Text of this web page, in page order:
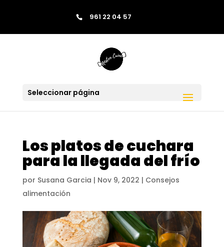
961 22 04 57
Saltar al contenido
Seleccionar página
Los platos de cuchara
para la llegada del frío
por Susana Garcia | Nov 9, 2022 | Consejos
alimentación